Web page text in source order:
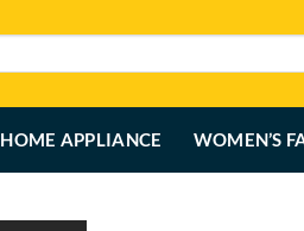
HOME APPLIANCE WOMEN’S